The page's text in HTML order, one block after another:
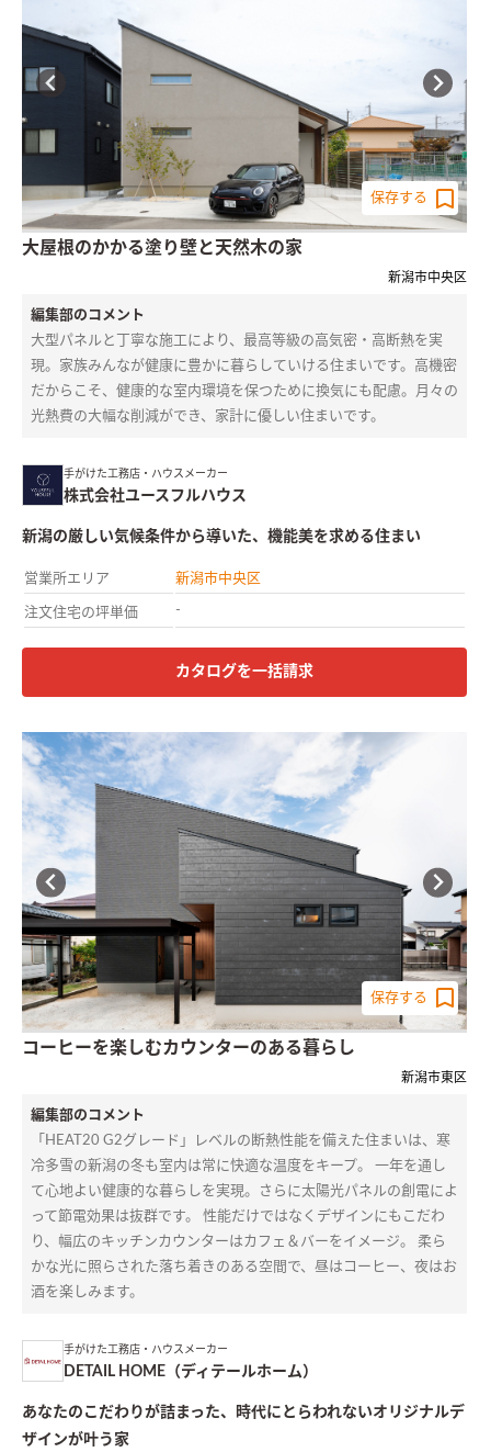
保存する
大屋根のかかる塗り壁と天然木の家
新潟市中央区
編集部のコメント
大型パネルと丁寧な施工により、最高等級の高気密・高断熱を実
現。家族みんなが健康に豊かに暮らしていける住まいです。高機密
だからこそ、健康的な室内環境を保つために換気にも配慮。月々の
光熱費の大幅な削減ができ、家計に優しい住まいです。
手がけた工務店・ハウスメーカー
株式会社ユースフルハウス
新潟の厳しい気候条件から導いた、機能美を求める住まい
営業所エリア 新潟市中央区
注文住宅の坪単価 -
カタログを一括請求
保存する
コーヒーを楽しむカウンターのある暮らし
新潟市東区
編集部のコメント
「HEAT20 G2グレード」レベルの断熱性能を備えた住まいは、寒
冷多雪の新潟の冬も室内は常に快適な温度をキープ。 一年を通し
て心地よい健康的な暮らしを実現。さらに太陽光パネルの創電によ
って節電効果は抜群です。 性能だけではなくデザインにもこだわ
り、幅広のキッチンカウンターはカフェ＆バーをイメージ。 柔ら
かな光に照らされた落ち着きのある空間で、昼はコーヒー、夜はお
酒を楽しみます。
手がけた工務店・ハウスメーカー
DETAIL HOME（ディテールホーム）
あなたのこだわりが詰まった、時代にとらわれないオリジナルデ
ザインが叶う家